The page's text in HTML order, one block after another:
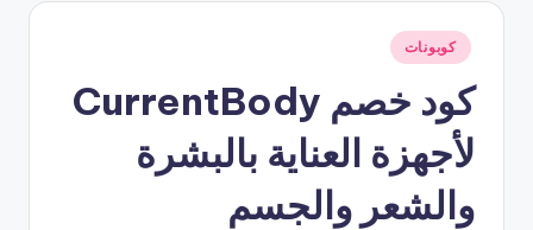
نُشر
في
كوبونات
كود خصم CurrentBody
لأجهزة العناية بالبشرة
والشعر والجسم